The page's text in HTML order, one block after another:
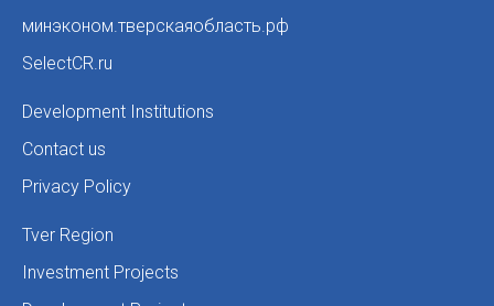
минэконом.тверскаяобласть.рф
SelectCR.ru
Development Institutions
Contact us
Privacy Policy
Tver Region
Investment Projects